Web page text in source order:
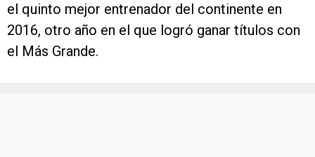
el quinto mejor entrenador del continente en
2016, otro año en el que logró ganar títulos con
el Más Grande.